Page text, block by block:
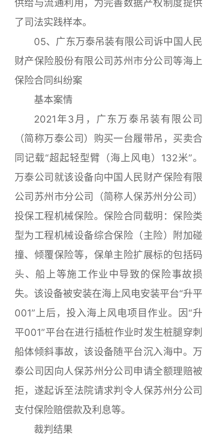
供给与流通利用，为完善数据产权制度提供
了司法实践样本。
05、广东万泰吊装有限公司诉中国人民
财产保险股份有限公司苏州市分公司等海上
保险合同纠纷案
基本案情
2021年3月，广东万泰吊装有限公司
（简称万泰公司）购买一台履带吊，买卖合
同记载“超起轻型臂（海上风电）132米”。
万泰公司就该设备向中国人民财产保险有限
公司苏州市分公司（简称人保苏州分公司）
投保工程机械保险。保险合同载明：保险类
型为工程机械设备综合保险（主险）附加碰
撞、倾覆保险等，保单主险扩展标的包括码
头、船上等施工作业中导致的保险事故损
失。该设备被安装在海上风电安装平台“升平
001”上后，投入海上风电项目作业。因“升
平001”平台在进行插桩作业时发生桩腿穿刺
船体倾斜事故，该设备随平台沉入海中。万
泰公司因向人保苏州分公司申请全额理赔被
拒，遂起诉至法院请求判令人保苏州分公司
支付保险赔偿款及利息等。
裁判结果